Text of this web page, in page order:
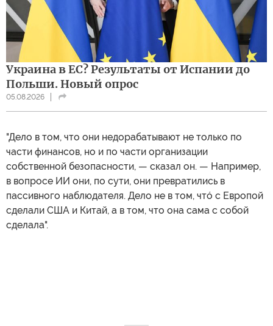
Украина в ЕС? Результаты от Испании до
Польши. Новый опрос
05.08.2026
"Дело в том, что они недорабатывают не только по
части финансов, но и по части организации
собственной безопасности, — сказал он. — Например,
в вопросе ИИ они, по сути, они превратились в
пассивного наблюдателя. Дело не в том, чтó с Европой
сделали США и Китай, а в том, что она сама с собой
сделала".